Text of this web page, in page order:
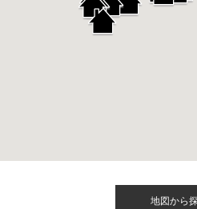
地図から